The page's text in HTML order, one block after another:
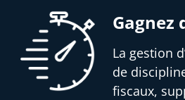
Gagnez
La gestion
de
fiscaux,